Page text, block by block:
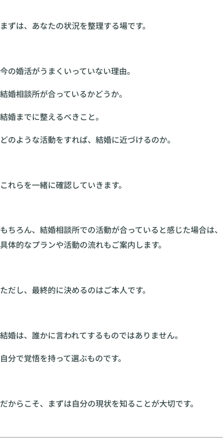
まずは、あなたの状況を整理する場です。
今の婚活がうまくいっていない理由。
結婚相談所が合っているかどうか。
結婚までに整えるべきこと。
どのような活動をすれば、結婚に近づけるのか。
これらを一緒に確認していきます。
もちろん、結婚相談所での活動が合っていると感じた場合は、
具体的なプランや活動の流れもご案内します。
ただし、最終的に決めるのはご本人です。
結婚は、誰かに言われてするものではありません。
自分で覚悟を持って選ぶものです。
だからこそ、まずは自分の現状を知ることが大切です。